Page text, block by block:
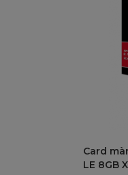
Card
LE 8GB